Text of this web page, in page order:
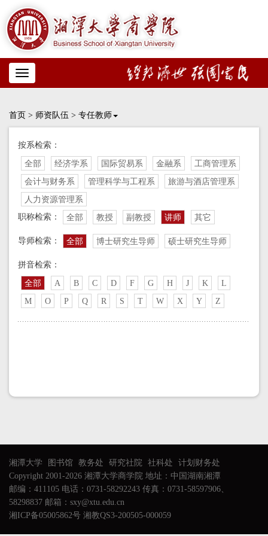
Toggle
navigation
首页 > 师资队伍 > 专任教师
按系检索：
全部 经济学系 国际贸易系 金融系
工商管理系
会计与财务系
管理科学与工程系
旅游与酒店管理系
人力资源管理系
职称检索：
全部 教授 副教授 讲师 其它
导师检索： 全部 博士研究生导师 硕士研究生导师
拼音检索：
全部 A B C D F G H J K
L
M
O P Q R S T W X Y Z
湘潭大学 图书馆 教务处 研究社院 社科处
计划财务处
Copyright 2001-2026 湘潭大学商学院 地址：中国湖南湘潭
邮编：411105 电话：0731-58292243 传真：0731-58597906、
58298837 邮箱：sxy@xtu.edu.cn
湘ICP备05005862号 湘教QS3-200505-000059